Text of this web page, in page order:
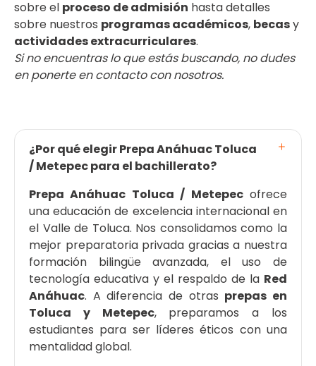
sobre el proceso de admisión hasta detalles
sobre nuestros programas académicos, becasy
actividades extracurriculares.
Si no encuentras lo que estás buscando, no dudes
en ponerte en contacto con nosotros.
¿Por qué elegir Prepa Anáhuac Toluca
/ Metepec para el bachillerato?
Prepa Anáhuac Toluca / Metepecofrece
una educación de excelencia internacional en
el Valle de Toluca. Nos consolidamos como la
mejor preparatoria privada gracias a nuestra
formación bilingüe avanzada, el uso de
tecnología educativa y el respaldo de la Red
Anáhuac. A diferencia de otras prepas en
Toluca y Metepec, preparamos a los
estudiantes para ser líderes éticos con una
mentalidad global.